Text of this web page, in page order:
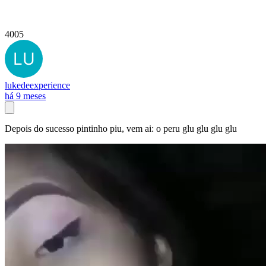
4005
lukedeexperience
há 9 meses
Depois do sucesso pintinho piu, vem ai: o peru glu glu glu glu